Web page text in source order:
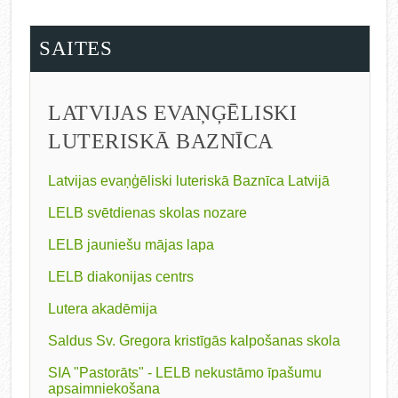
SAITES
LATVIJAS EVAŅĢĒLISKI
LUTERISKĀ BAZNĪCA
Latvijas evaņģēliski luteriskā Baznīca Latvijā
LELB svētdienas skolas nozare
LELB jauniešu mājas lapa
LELB diakonijas centrs
Lutera akadēmija
Saldus Sv. Gregora kristīgās kalpošanas skola
SIA "Pastorāts" - LELB nekustāmo īpašumu
apsaimniekošana